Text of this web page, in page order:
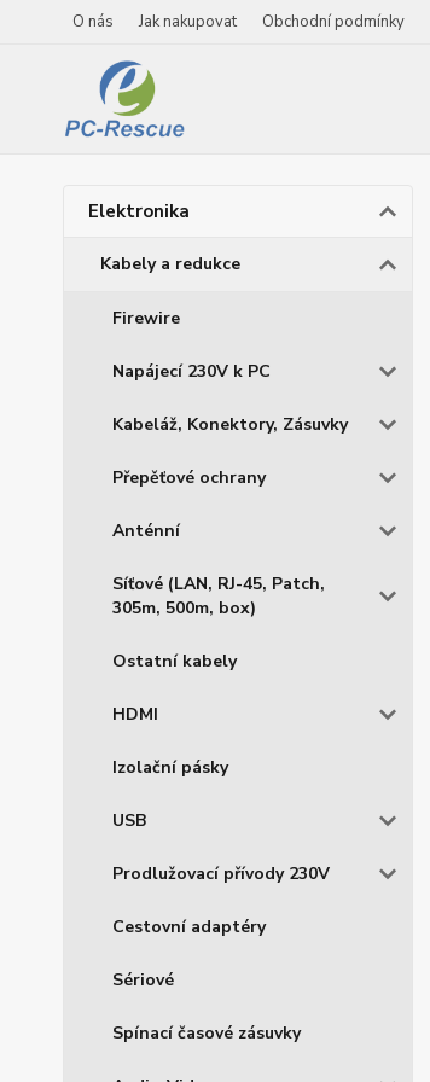
O nás Jak nakupovat Obchodní podmínky
Elektronika
Kabely a redukce
Firewire
Napájecí 230V k PC
Kabeláž, Konektory, Zásuvky
Přepěťové ochrany
Anténní
Síťové (LAN, RJ-45, Patch,
305m, 500m, box)
Ostatní kabely
HDMI
Izolační pásky
USB
Prodlužovací přívody 230V
Cestovní adaptéry
Sériové
Spínací časové zásuvky